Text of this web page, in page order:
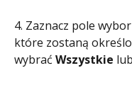
4. Zaznacz pole
które zostaną
wybrać Wszystkie